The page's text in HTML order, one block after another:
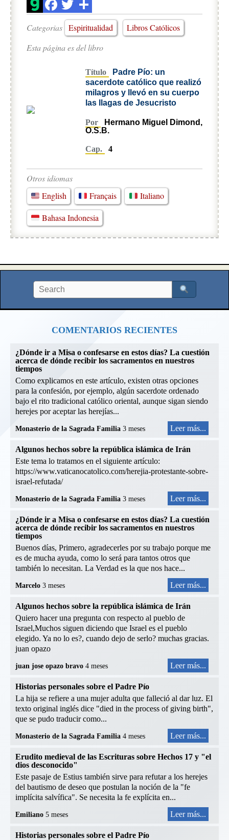
Categorias Espiritualidad
Libros Católicos
Esta página es del libro
Título
Padre Pío: un
sacerdote católico que realizó
milagros y llevó en su cuerpo
las llagas de Jesucristo
Por
Hermano Miguel Dimond,
O.S.B.
Cap. 4
Otros idiomas
English
Français Italiano
Bahasa Indonesia
COMENTARIOS RECIENTES
¿Dónde ir a Misa o confesarse en estos días? La cuestión
acerca de dónde recibir los sacramentos en nuestros
tiempos
Como explicamos en este artículo, existen otras opciones
para la confesión, por ejemplo, algún sacerdote ordenado
bajo el rito tradicional católico oriental, aunque sigan siendo
herejes por aceptar las herejías...
Monasterio de la Sagrada Familia 3 meses Leer más...
Algunos hechos sobre la república islámica de Irán
Este tema lo tratamos en el siguiente artículo:
https://www.vaticanocatolico.com/herejia-protestante-sobre-
israel-refutada/
Monasterio de la Sagrada Familia 3 meses Leer más...
¿Dónde ir a Misa o confesarse en estos días? La cuestión
acerca de dónde recibir los sacramentos en nuestros
tiempos
Buenos días, Primero, agradecerles por su trabajo porque me
es de mucha ayuda, como lo será para tantos otros que
también lo necesitan. La Verdad es la que nos hace...
Marcelo 3 meses Leer más...
Algunos hechos sobre la república islámica de Irán
Quiero hacer una pregunta con respecto al pueblo de
Israel,Muchos siguen diciendo que Israel es el pueblo
elegido. Ya no lo es?, cuando dejo de serlo? muchas gracias.
juan opazo
juan jose opazo bravo 4 meses Leer más...
Historias personales sobre el Padre Pío
La hija se refiere a una mujer adulta que falleció al dar luz. El
texto original inglés dice "died in the process of giving birth",
que se pudo traducir como...
Monasterio de la Sagrada Familia 4 meses Leer más...
Erudito medieval de las Escrituras sobre Hechos 17 y "el
dios desconocido"
Este pasaje de Estius también sirve para refutar a los herejes
del bautismo de deseo que postulan la noción de la "fe
implícita salvífica". Se necesita la fe explícita en...
Emiliano 5 meses Leer más...
Historias personales sobre el Padre Pío